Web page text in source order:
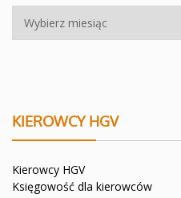
KIEROWCY HGV
Kierowcy HGV
Księgowość dla kierowców